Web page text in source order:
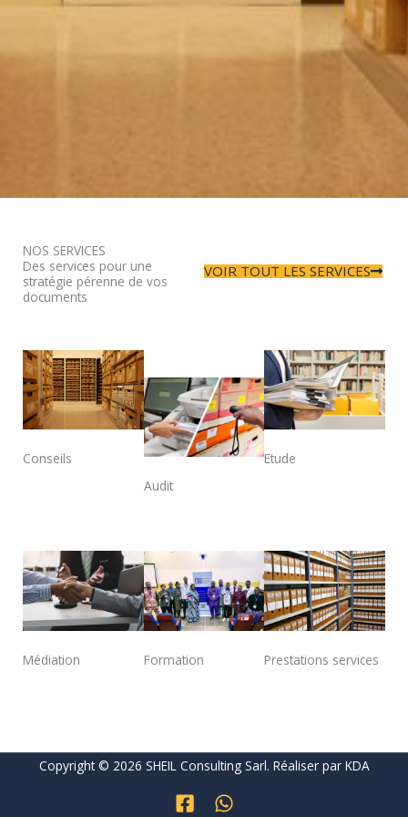
NOS SERVICES
Des services pour une
stratégie pérenne de vos
documents
VOIR TOUT LES SERVICES
Conseils
Audit
Etude
Médiation Formation Prestations services
Copyright © 2026 SHEIL Consulting Sarl. Réaliser par KDA